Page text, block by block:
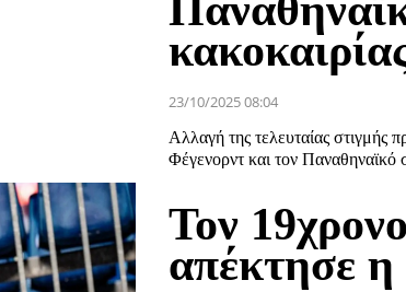
23/10/2025 08:04
Αλλαγή της τελευταίας
Φέγενορντ και τον
Τον
απέκτησε